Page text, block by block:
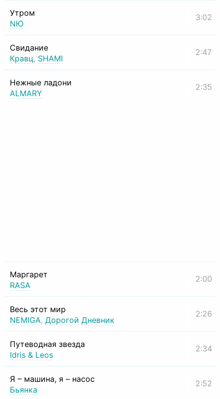
Утром
NЮ
3:02
Свидание
Кравц, SHAMI
2:47
Нежные ладони
ALMARY
2:35
Маргарет
RASA
2:00
Весь этот мир
NEMIGA, Дорогой Дневник
2:26
Путеводная звезда
Idris & Leos
2:34
Я – машина, я – насос
Бьянка
2:52